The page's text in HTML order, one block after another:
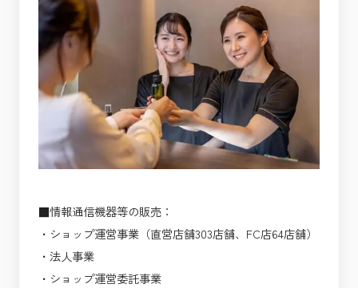
■情報通信機器等の販売：
・ショップ運営事業（直営店舗303店舗、FC店64店舗）
・法人事業
・ショップ運営委託事業